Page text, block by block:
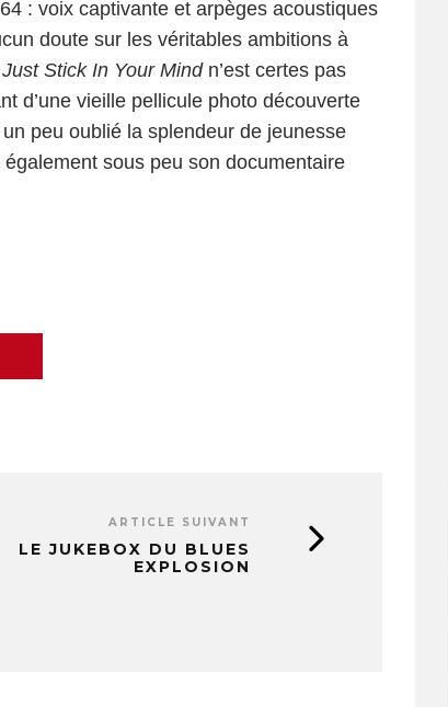
: voix captivante et arpèges acoustiques
doute sur les véritables ambitions à
Stick In Your Mindn’est certes pas
d’une vieille pellicule photo découverte
peu oublié la splendeur de jeunesse
sous peu son documentaire
ARTICLE SUIVANT
LE JUKEBOX DU BLUES
EXPLOSION